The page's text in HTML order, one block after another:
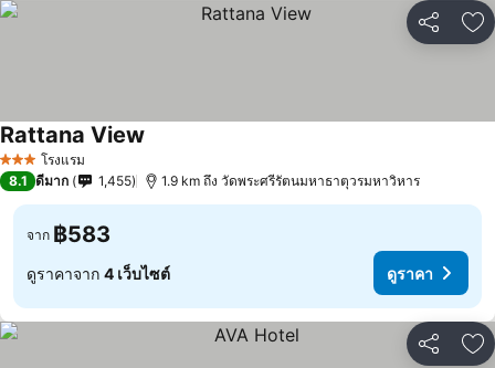
แชร์ เ
3 ดาว โรงแรม
Rattana View
8.1 ดีมาก 1,455 1.9 km ถึง วัดพระศรีรัตนมหาธาตุวรมหาวิหาร
จาก ฿583
ดูราคาจาก 4 เว็บไซต์ ดูราคา
แชร์ เ